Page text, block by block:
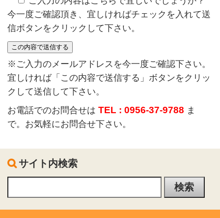
今一度ご確認頂き、宜しければチェックを入れて送
信ボタンをクリックして下さい。
※ご入力のメールアドレスを今一度ご確認下さい。
宜しければ「この内容で送信する」ボタンをクリッ
クして送信して下さい。
お電話でのお問合せは TEL : 0956-37-9788 ま
で。お気軽にお問合せ下さい。
サイト内検索